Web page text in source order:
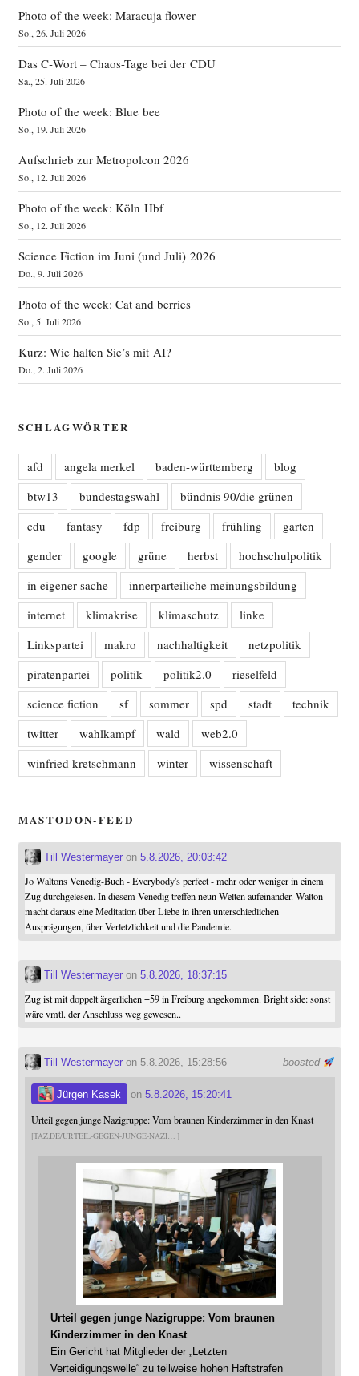
Photo of the week: Maracuja flower
So., 26. Juli 2026
Das C‑Wort – Chaos-Tage bei der CDU
Sa., 25. Juli 2026
Photo of the week: Blue bee
So., 19. Juli 2026
Aufschrieb zur Metropolcon 2026
So., 12. Juli 2026
Photo of the week: Köln Hbf
So., 12. Juli 2026
Science Fiction im Juni (und Juli) 2026
Do., 9. Juli 2026
Photo of the week: Cat and berries
So., 5. Juli 2026
Kurz: Wie halten Sie’s mit AI?
Do., 2. Juli 2026
SCHLAGWÖRTER
afd angela merkel baden-württemberg
blog
btw13
bundestagswahl
bündnis 90/die grünen
cdu
fantasy fdp freiburg frühling
garten
gender
google grüne herbst
hochschulpolitik
in eigener sache
innerparteiliche meinungsbildung
internet
klimakrise klimaschutz
linke
Linkspartei
makro nachhaltigkeit
netzpolitik
piratenpartei
politik politik2.0
rieselfeld
science fiction
sf sommer spd stadt
technik
twitter
wahlkampf wald
web2.0
winfried kretschmann
winter wissenschaft
MASTODON-FEED
Till Westermayeron 5.8.2026, 20:03:42
Jo Waltons Venedig-Buch - Everybody's perfect - mehr oder weniger in einem
Zug durchgelesen. In diesem Venedig treffen neun Welten aufeinander. Walton
macht daraus eine Meditation über Liebe in ihren unterschiedlichen
Ausprägungen, über Verletzlichkeit und die Pandemie.
Till Westermayeron 5.8.2026, 18:37:15
Zug ist mit doppelt ärgerlichen +59 in Freiburg angekommen. Bright side: sonst
wäre vmtl. der Anschluss weg gewesen..
boosted
Till Westermayeron 5.8.2026, 15:28:56
Jürgen Kasek on 5.8.2026, 15:20:41
Urteil gegen junge Nazigruppe: Vom braunen Kinderzimmer in den Knast
TAZ.DE/URTEIL-GEGEN-JUNGE-NAZI
Urteil gegen junge Nazigruppe: Vom braunen
Kinderzimmer in den Knast
Ein Gericht hat Mitglieder der „Letzten
Verteidigungswelle“ zu teilweise hohen Haftstrafen